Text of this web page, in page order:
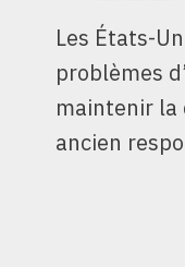
DE
Les États-
problèmes
maintenir la
ancien